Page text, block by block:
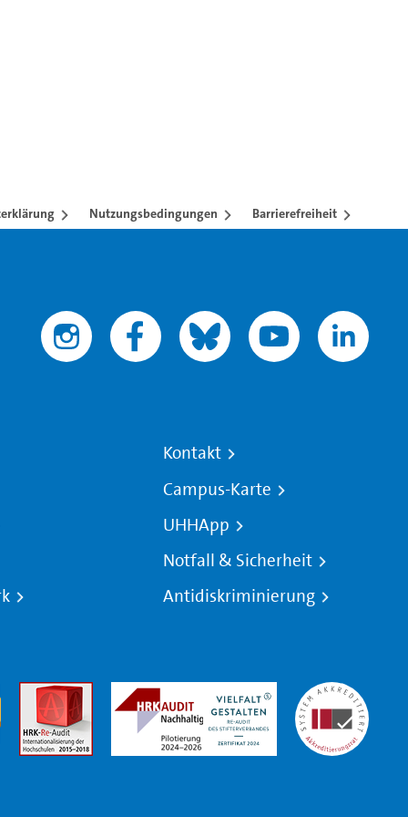
Nutzungsbedingungen Barrierefreiheit
Kontakt
Campus-Karte
UHHApp
Notfall & Sicherheit
Antidiskriminierung